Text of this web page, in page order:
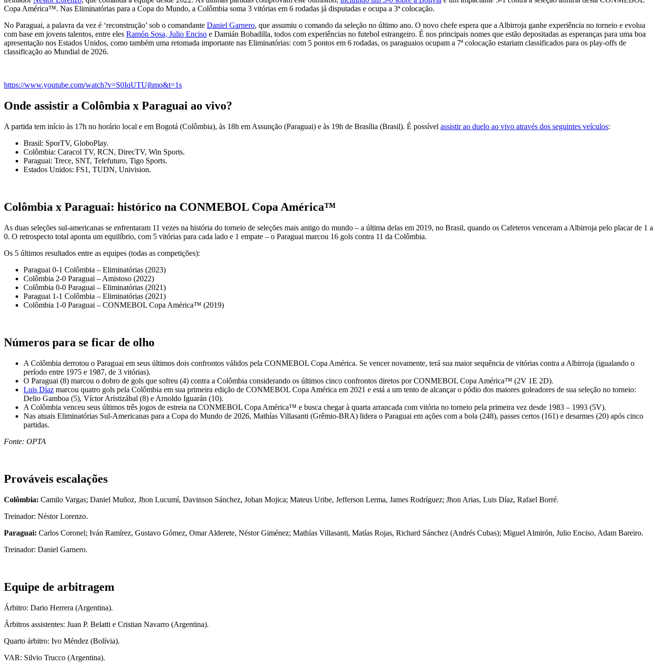
Copa América™. Nas Eliminatórias para a Copa do Mundo, a Colômbia soma 3 vitórias em 6 rodadas já disputadas e ocupa a 3ª colocação.
No Paraguai, a palavra da vez é ‘reconstrução’ sob o comandante Daniel Garnero, que assumiu o comando da seleção no último ano. O novo chefe espera que a Albirroja ganhe experiência no torneio e evolua
com base em jovens talentos, entre eles Ramón Sosa, Julio Enciso e Damián Bobadilla, todos com experiências no futebol estrangeiro. É nos principais nomes que estão depositadas as esperanças para uma boa
apresentação nos Estados Unidos, como também uma retomada importante nas Eliminatórias: com 5 pontos em 6 rodadas, os paraguaios ocupam a 7ª colocação estariam classificados para os play-offs de
classificação ao Mundial de 2026.
https://www.youtube.com/watch?v=S0IqUTUjhmo&t=1s
Onde assistir a Colômbia x Paraguai ao vivo?
A partida tem início às 17h no horário local e em Bogotá (Colômbia), às 18h em Assunção (Paraguai) e às 19h de Brasília (Brasil). É possível assistir ao duelo ao vivo através dos seguintes veículos:
Brasil: SporTV, GloboPlay.
Colômbia: Caracol TV, RCN, DirecTV, Win Sports.
Paraguai: Trece, SNT, Telefuturo, Tigo Sports.
Estados Unidos: FS1, TUDN, Univision.
Colômbia x Paraguai: histórico na CONMEBOL Copa América™
As duas seleções sul-americanas se enfrentaram 11 vezes na história do torneio de seleções mais antigo do mundo – a última delas em 2019, no Brasil, quando os Cafeteros venceram a Albirroja pelo placar de 1 a
0. O retrospecto total aponta um equilíbrio, com 5 vitórias para cada lado e 1 empate – o Paraguai marcou 16 gols contra 11 da Colômbia.
Os 5 últimos resultados entre as equipes (todas as competições):
Paraguai 0-1 Colômbia – Eliminatórias (2023)
Colômbia 2-0 Paraguai – Amistoso (2022)
Colômbia 0-0 Paraguai – Eliminatórias (2021)
Paraguai 1-1 Colômbia – Eliminatórias (2021)
Colômbia 1-0 Paraguai – CONMEBOL Copa América™ (2019)
Números para se ficar de olho
A Colômbia derrotou o Paraguai em seus últimos dois confrontos válidos pela CONMEBOL Copa América. Se vencer novamente, terá sua maior sequência de vitórias contra a Albirroja (igualando o
período entre 1975 e 1987, de 3 vitórias).
O Paraguai (8) marcou o dobro de gols que sofreu (4) contra a Colômbia considerando os últimos cinco confrontos diretos por CONMEBOL Copa América™ (2V 1E 2D).
Luis Díaz marcou quatro gols pela Colômbia em sua primeira edição de CONMEBOL Copa América em 2021 e está a um tento de alcançar o pódio dos maiores goleadores de sua seleção no torneio:
Delio Gamboa (5), Víctor Aristizábal (8) e Arnoldo Iguarán (10).
A Colômbia venceu seus últimos três jogos de estreia na CONMEBOL Copa América™ e busca chegar à quarta arrancada com vitória no torneio pela primeira vez desde 1983 – 1993 (5V).
Nas atuais Eliminatórias Sul-Americanas para a Copa do Mundo de 2026, Mathías Villasanti (Grêmio-BRA) lidera o Paraguai em ações com a bola (248), passes certos (161) e desarmes (20) após cinco
partidas.
Fonte: OPTA
Prováveis escalações
Colômbia: Camilo Vargas; Daniel Muñoz, Jhon Lucumí, Davinson Sánchez, Johan Mojica; Mateus Uribe, Jefferson Lerma, James Rodríguez; Jhon Arias, Luis Díaz, Rafael Borré.
Treinador: Néstor Lorenzo.
Paraguai: Carlos Coronel; Iván Ramírez, Gustavo Gómez, Omar Alderete, Néstor Giménez; Mathías Villasanti, Matías Rojas, Richard Sánchez (Andrés Cubas); Miguel Almirón, Julio Enciso, Adam Bareiro.
Treinador: Daniel Garnero.
Equipe de arbitragem
Árbitro: Dario Herrera (Argentina).
Árbitros assistentes: Juan P. Belatti e Cristian Navarro (Argentina).
Quarto árbitro: Ivo Méndez (Bolívia).
VAR: Silvio Trucco (Argentina).